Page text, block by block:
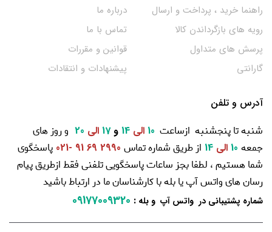
راهنما خرید ، پرداخت و ارسال
رویه های بازگرداندن کالا
پرسش های متداول
گارانتی
درباره ما
تماس با ما
قوانین و مقررات
پیشنهادات و انتقادات
آدرس و تلفن
شنبه تا پنجشنبه ازساعت 10 الی و17 الی
و روز های
جمعه
الی از طریق شماره تماس 2990 69 91 -021
پاسخگوی
شما هستیم ، لطفا بجز ساعات پاسخگویی تلفنی فقط ازطریق پیام
رسان های واتس آپ یا بله با کارشناسان ما در ارتباط باشید
شماره پشتیبانی در واتس آپ و بله :
09177009320